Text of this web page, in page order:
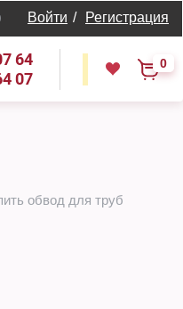
Войти / Регистрация
64
07
0
обвод для труб